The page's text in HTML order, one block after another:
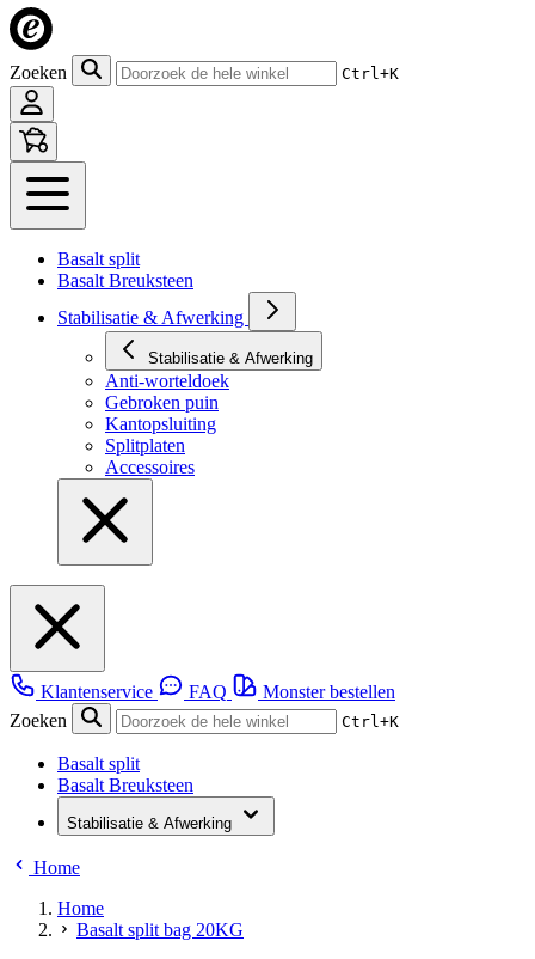
Zoeken Ctrl+K
Basalt split
Basalt Breuksteen
Stabilisatie & Afwerking
Stabilisatie & Afwerking
Anti-worteldoek
Gebroken puin
Kantopsluiting
Splitplaten
Accessoires
Klantenservice FAQ
Monster bestellen
Zoeken
Ctrl+K
Basalt split
Basalt Breuksteen
Stabilisatie & Afwerking
Home
Home
Basalt split bag 20KG